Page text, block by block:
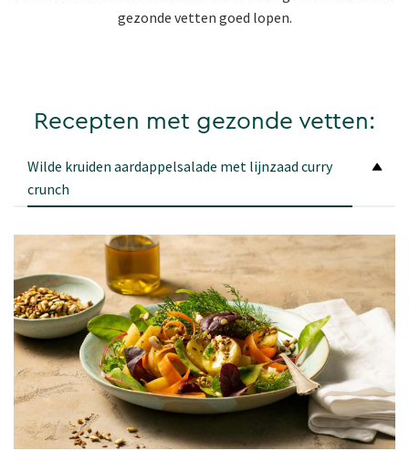
gezonde vetten goed lopen.
Recepten met gezonde vetten:
Wilde kruiden aardappelsalade met lijnzaad curry
crunch